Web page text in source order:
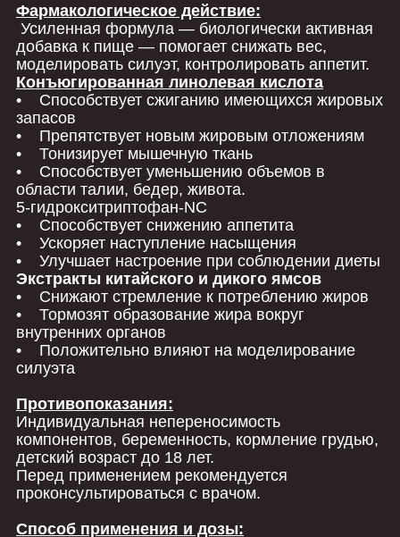
Фармакологическое действие:
Усиленная формула ― биологически активная
добавка к пище ― помогает снижать вес,
моделировать силуэт, контролировать аппетит.
Конъюгированная линолевая кислота
• Способствует сжиганию имеющихся жировых
запасов
• Препятствует новым жировым отложениям
• Тонизирует мышечную ткань
• Способствует уменьшению объемов в
области талии, бедер, живота.
5-гидрокситриптофан-NC
• Способствует снижению аппетита
• Ускоряет наступление насыщения
• Улучшает настроение при соблюдении диеты
Экстракты китайского и дикого ямсов
• Снижают стремление к потреблению жиров
• Тормозят образование жира вокруг
внутренних органов
• Положительно влияют на моделирование
силуэта
Противопоказания:
Индивидуальная непереносимость
компонентов, беременность, кормление грудью,
детский возраст до 18 лет.
Перед применением рекомендуется
проконсультироваться с врачом.
Способ применения и дозы: